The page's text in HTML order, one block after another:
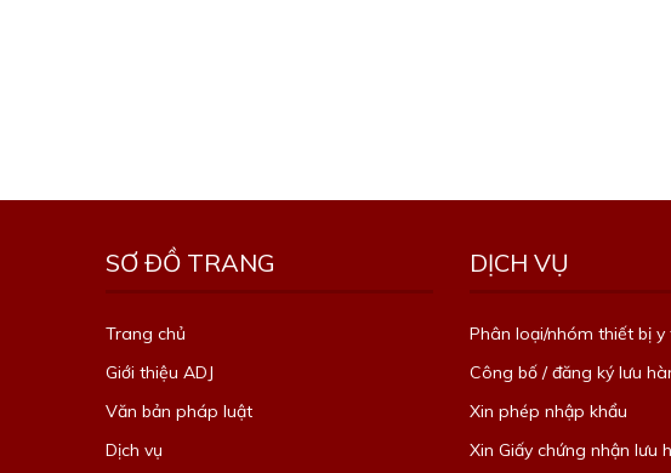
SƠ ĐỒ TRANG
Trang chủ
Giới thiệu ADJ
Văn bản pháp luật
Dịch vụ
DỊCH VỤ
Phân loại/nhóm thiết bị y
Công bố / đăng ký lưu
Xin phép nhập khẩu
Xin Giấy chứng nhận lưu